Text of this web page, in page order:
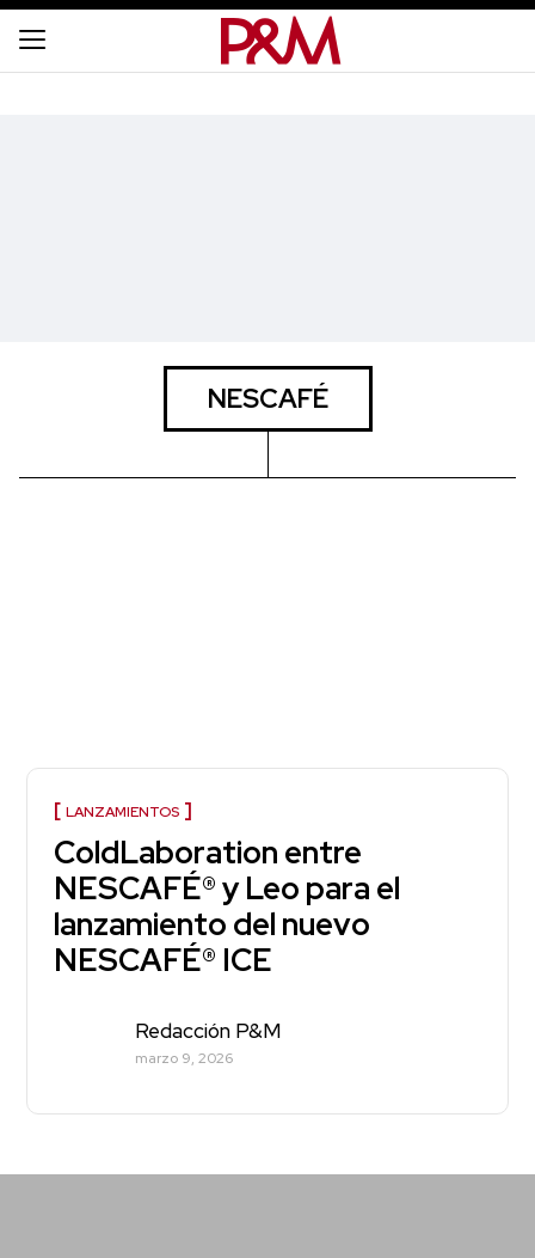
NESCAFÉ
LANZAMIENTOS
ColdLaboration entre
NESCAFÉ® y Leo para el
lanzamiento del nuevo
NESCAFÉ® ICE
Redacción P&M
marzo 9, 2026